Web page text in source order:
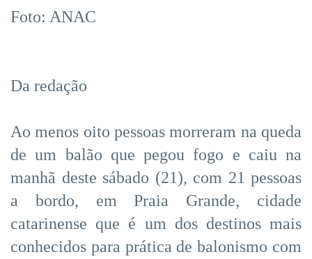
Foto: ANAC
Da redação
Ao menos oito pessoas morreram na queda
de um balão que pegou fogo e caiu na
manhã deste sábado (21), com 21 pessoas
a bordo, em Praia Grande, cidade
catarinense que é um dos destinos mais
conhecidos para prática de balonismo com